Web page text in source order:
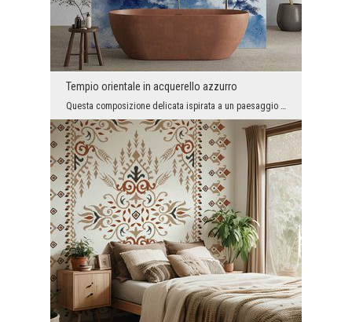
Tempio orientale in acquerello azzurro
Questa composizione delicata ispirata a un paesaggio dell’Estremo Oriente incanta con morbide sfu...